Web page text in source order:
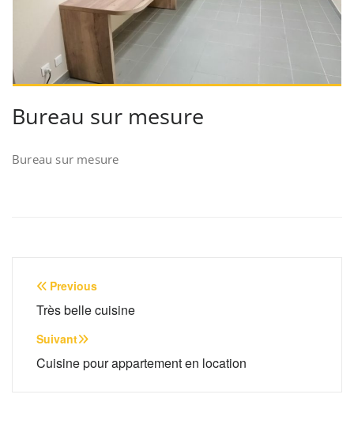
Bureau sur mesure
Bureau sur mesure
Navigation
de
l’article
Previous
Très belle cuisine
Suivant
Cuisine pour appartement en location